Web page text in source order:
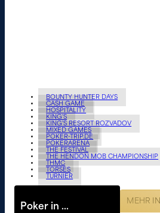
BOUNTY HUNTER DAYS
CASH GAME
HOSPITALITY
KING'S
KING'S RESORT ROZVADOV
MIXED GAMES
POKER-TRIP.DE
POKERARENA
THE FESTIVAL
THE HENDON MOB CHAMPIONSHIP
THMC
TORSES
TURNIER
Poker in …
MEHR IN